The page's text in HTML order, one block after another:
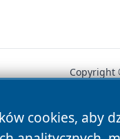
cookies, aby
Copyright
News